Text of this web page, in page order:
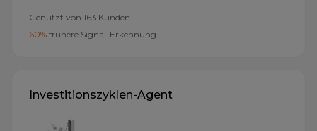
Genutzt von 163 Kunden
60% frühere Signal-Erkennung
Investitionszyklen-Agent